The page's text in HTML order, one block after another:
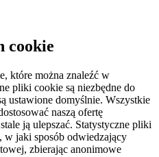
cookie
które można znaleźć w
pliki cookie są niezbędne do
ustawione domyślnie. Wszystkie
naszą ofertę
ją ulepszać. Statystyczne pliki
w jaki sposób odwiedzający
zbierając anonimowe